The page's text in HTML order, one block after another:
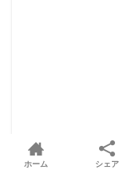
ホーム シェア